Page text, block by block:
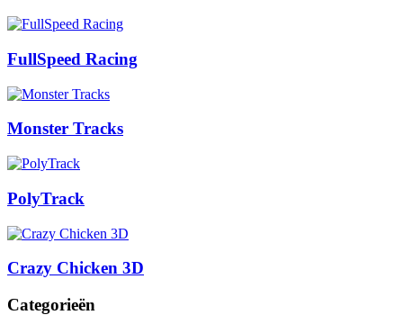
FullSpeed Racing
Monster Tracks
PolyTrack
Crazy Chicken 3D
Categorieën